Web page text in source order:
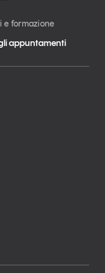
e formazione
appuntamenti